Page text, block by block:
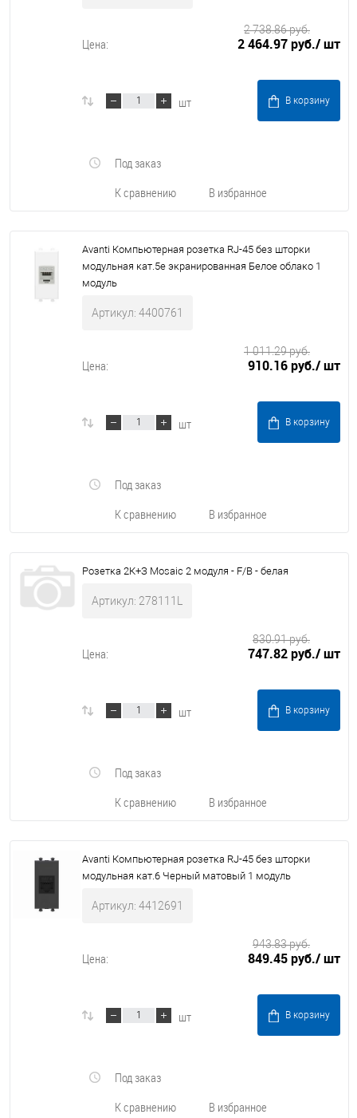
Цена: 2 464.97 руб./ шт
2 738.86 руб.
шт В корзину
К сравнению В избранное
Под заказ
Avanti Компьютерная розетка RJ-45 без шторки
модульная кат.5е экранированная Белое облако 1
модуль
Артикул: 4400761
Цена: 910.16 руб./ шт
1 011.29 руб.
шт В корзину
К сравнению В избранное
Под заказ
Розетка 2К+З Mosaic 2 модуля - F/B - белая
Артикул: 278111L
Цена: 747.82 руб./ шт
830.91 руб.
шт В корзину
К сравнению В избранное
Под заказ
Avanti Компьютерная розетка RJ-45 без шторки
модульная кат.6 Черный матовый 1 модуль
Артикул: 4412691
Цена: 849.45 руб./ шт
943.83 руб.
шт В корзину
К сравнению В избранное
Под заказ